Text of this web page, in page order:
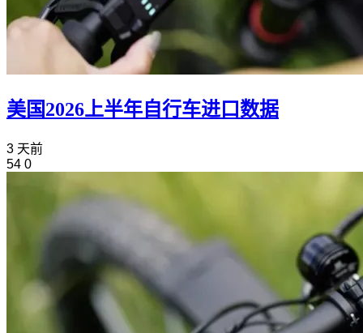
美国2026上半年自行车进口数据
3 天前
54 0